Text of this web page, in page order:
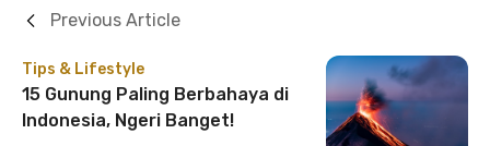
Tips & Lifestyle
15 Gunung Paling Berbahaya di
Indonesia, Ngeri Banget!
Previous Article